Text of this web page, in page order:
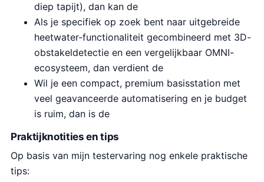
diep tapijt), dan kan de
Als je specifiek op zoek bent naar uitgebreide
heetwater-functionaliteit gecombineerd met 3D-
obstakeldetectie en een vergelijkbaar OMNI-
ecosysteem, dan verdient de
Wil je een compact, premium basisstation met
veel geavanceerde automatisering en je budget
is ruim, dan is de
Praktijknotities en tips
Op basis van mijn testervaring nog enkele praktische
tips: